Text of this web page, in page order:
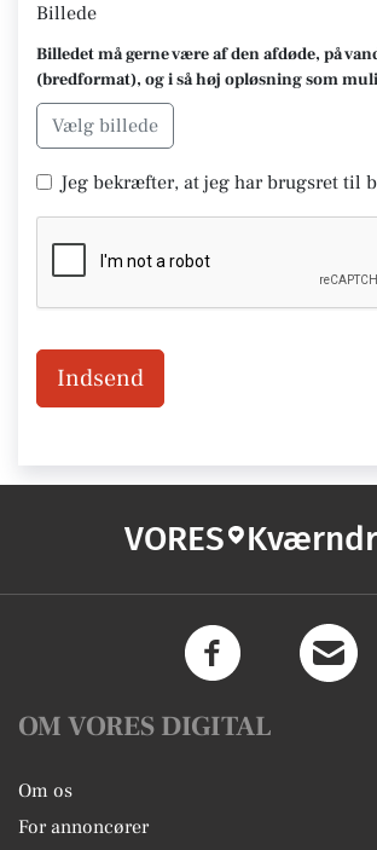
Billede
Billedet må gerne være af den afdøde, på
(bredformat), og i så høj opløsning som
Vælg billede
Jeg bekræfter, at jeg har brugsret til
Indsend
VORES
OM VORES DIGITAL
Om os
For annoncører